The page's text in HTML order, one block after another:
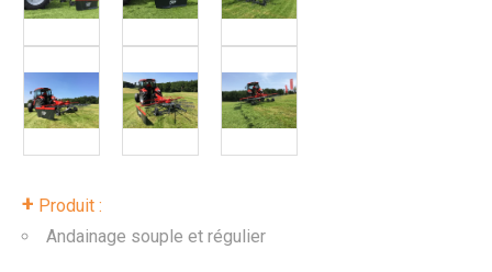
+ Produit :
Andainage souple et régulier